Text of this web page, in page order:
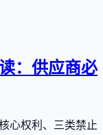
：供应商必
心权利、三类禁止